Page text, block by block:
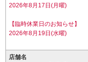
2026年8月17日(月曜)
【臨時休業日のお知らせ】
2026年8月19日(水曜)
店舗名